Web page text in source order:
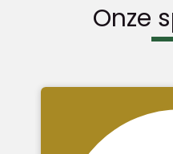
Onze